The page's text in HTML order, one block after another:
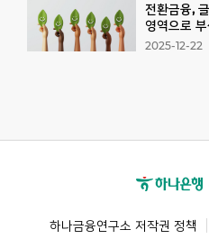
전환금융,
영역으로
2025-12-22
하나금융연구소 저작권 정책